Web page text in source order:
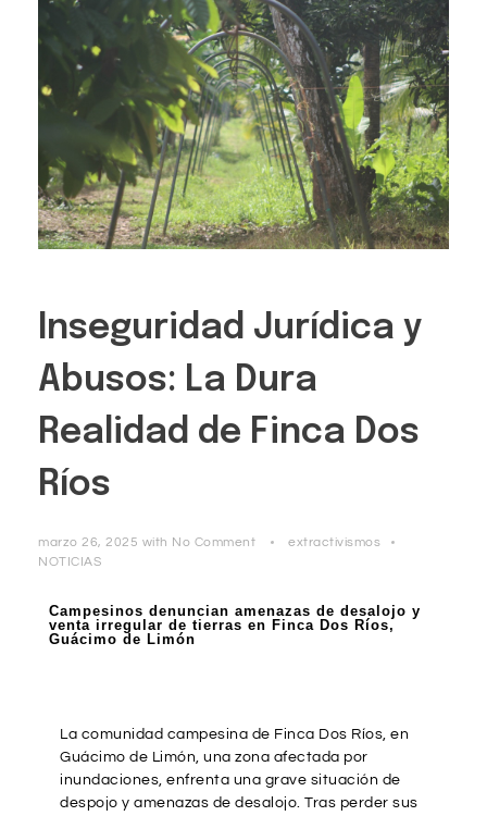
Inseguridad Jurídica y
Abusos: La Dura
Realidad de Finca Dos
Ríos
marzo 26, 2025 with No Comment
extractivismos
NOTICIAS
Campesinos denuncian amenazas de desalojo y
venta irregular de tierras en Finca Dos Ríos,
Guácimo de Limón
La comunidad campesina de Finca Dos Ríos, en
Guácimo de Limón, una zona afectada por
inundaciones, enfrenta una grave situación de
despojo y amenazas de desalojo. Tras perder sus